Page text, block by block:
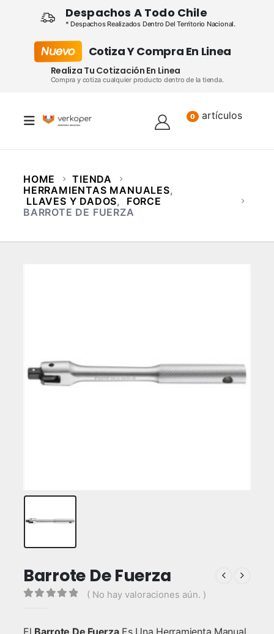
Despachos A Todo Chile
* Despachos Realizados Dentro Del Territorio Nacional.
Nuevo Cotiza Y Compra En Linea
Realiza Tu Cotización En Linea
Compra y cotiza cualquier producto dentro de la tienda.
0 artículos
HOME
TIENDA
HERRAMIENTAS MANUALES,
LLAVES Y DADOS,
FORCE
BARROTE DE FUERZA
Barrote De Fuerza
( No hay valoraciones aún. )